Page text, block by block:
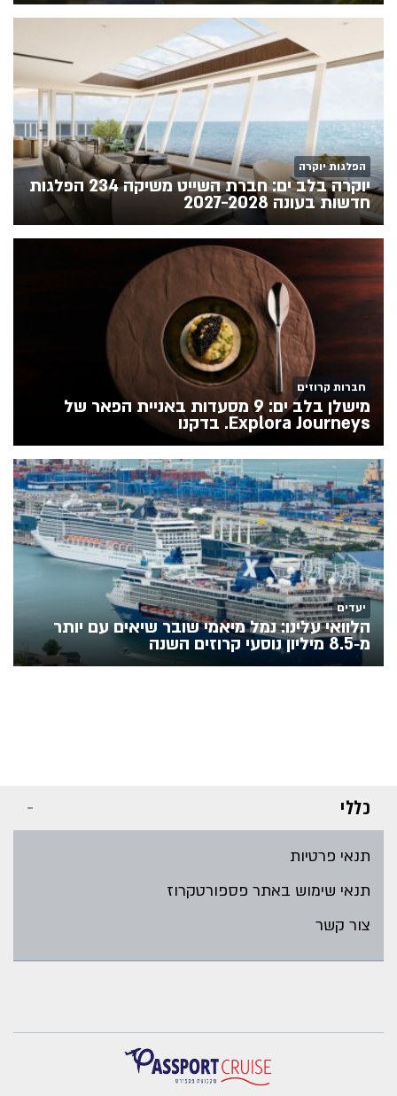
הפלגות יוקרה
יוקרה בלב ים: חברת השייט משיקה 234 הפלגות
חדשות בעונה 2027-2028
חברות קרוזים
מישלן בלב ים: 9 מסעדות באניית הפאר של
Explora Journeys. בדקנו
יעדים
הלוואי עלינו: נמל מיאמי שובר שיאים עם יותר
מ‑8.5 מיליון נוסעי קרוזים השנה
כללי
תנאי פרטיות
תנאי שימוש באתר פספורטקרוז
צור קשר